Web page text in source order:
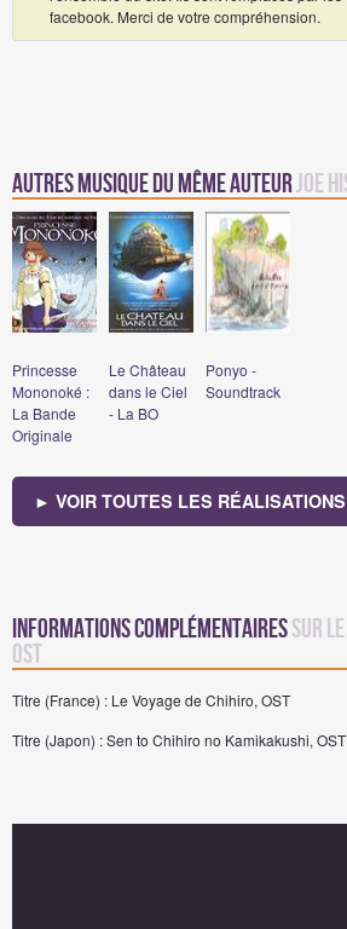
facebook. Merci de votre compréhension.
Autres Musique du même auteurJoe
Princesse
Mononoké :
La Bande
Originale
Le Château
dans le Ciel
- La BO
Ponyo -
Soundtrack
► VOIR TOUTES LES
Informations complémentairessur
OST
Titre (France) : Le Voyage de Chihiro, OST
Titre (Japon) : Sen to Chihiro no Kamikakushi, OST